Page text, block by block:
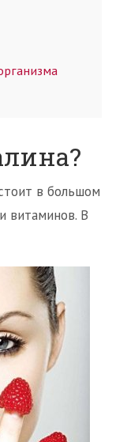
в большом
витаминов. В